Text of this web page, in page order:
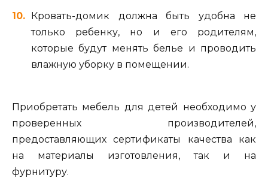
Кровать-домик должна быть удобна не
только ребенку, но и его родителям,
которые будут менять белье и проводить
влажную уборку в помещении.
Приобретать мебель для детей необходимо у
проверенных производителей,
предоставляющих сертификаты качества как
на материалы изготовления, так и на
фурнитуру.